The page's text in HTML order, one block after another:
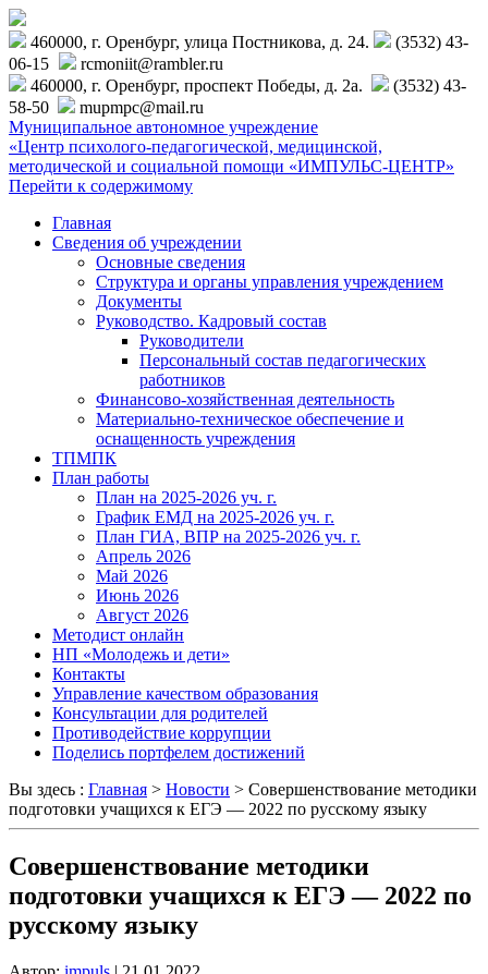
460000, г. Оренбург, улица Постникова, д. 24.
(3532) 43-
06-15
rcmoniit@rambler.ru
460000, г. Оренбург, проспект Победы, д. 2а.
(3532) 43-
58-50
mupmpc@mail.ru
Муниципальное автономное учреждение
«Центр психолого-педагогической, медицинской,
методической и социальной помощи «ИМПУЛЬС-ЦЕНТР»
Перейти к содержимому
Главная
Сведения об учреждении
Основные сведения
Структура и органы управления учреждением
Документы
Руководство. Кадровый состав
Руководители
Персональный состав педагогических
работников
Финансово-хозяйственная деятельность
Материально-техническое обеспечение и
оснащенность учреждения
ТПМПК
План работы
План на 2025-2026 уч. г.
График ЕМД на 2025-2026 уч. г.
План ГИА, ВПР на 2025-2026 уч. г.
Апрель 2026
Май 2026
Июнь 2026
Август 2026
Методист онлайн
НП «Молодежь и дети»
Контакты
Управление качеством образования
Консультации для родителей
Противодействие коррупции
Поделись портфелем достижений
Вы здесь : Главная > Новости > Совершенствование методики
подготовки учащихся к ЕГЭ — 2022 по русскому языку
Совершенствование методики
подготовки учащихся к ЕГЭ — 2022 по
русскому языку